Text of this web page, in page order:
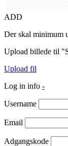
ADD
Der skal minimum
Upload billede til
Upload fil
Log in info -
Username
Email
Adgangskode